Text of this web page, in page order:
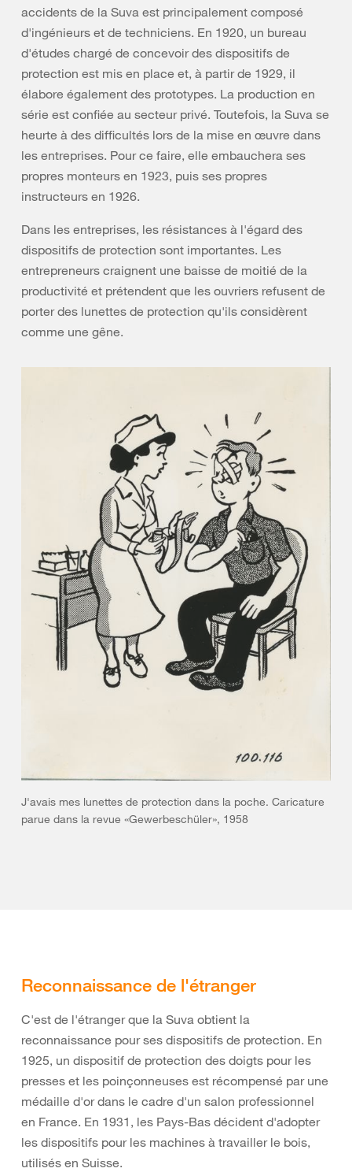
accidents de la Suva est principalement composé
d'ingénieurs et de techniciens. En 1920, un bureau
d'études chargé de concevoir des dispositifs de
protection est mis en place et, à partir de 1929, il
élabore également des prototypes. La production en
série est confiée au secteur privé. Toutefois, la Suva se
heurte à des difficultés lors de la mise en œuvre dans
les entreprises. Pour ce faire, elle embauchera ses
propres monteurs en 1923, puis ses propres
instructeurs en 1926.
Dans les entreprises, les résistances à l'égard des
dispositifs de protection sont importantes. Les
entrepreneurs craignent une baisse de moitié de la
productivité et prétendent que les ouvriers refusent de
porter des lunettes de protection qu'ils considèrent
comme une gêne.
J'avais mes lunettes de protection dans la poche. Caricature
parue dans la revue «Gewerbeschüler», 1958
Reconnaissance de l'étranger
C'est de l'étranger que la Suva obtient la
reconnaissance pour ses dispositifs de protection. En
1925, un dispositif de protection des doigts pour les
presses et les poinçonneuses est récompensé par une
médaille d'or dans le cadre d'un salon professionnel
en France. En 1931, les Pays-Bas décident d'adopter
les dispositifs pour les machines à travailler le bois,
utilisés en Suisse.